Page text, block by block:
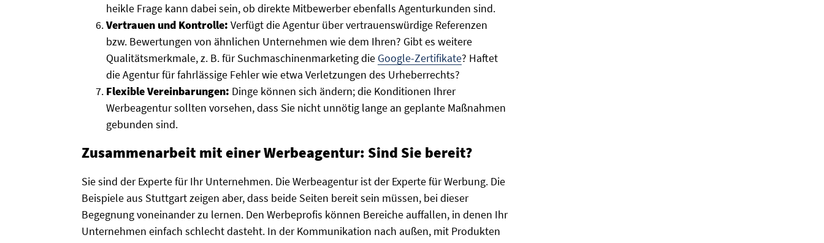
heikle Frage kann dabei sein, ob direkte Mitbewerber ebenfalls Agenturkunden sind.
Vertrauen und Kontrolle: Verfügt die Agentur über vertrauenswürdige Referenzen
bzw. Bewertungen von ähnlichen Unternehmen wie dem Ihren? Gibt es weitere
Qualitätsmerkmale, z. B. für Suchmaschinenmarketing die Google-Zertifikate? Haftet
die Agentur für fahrlässige Fehler wie etwa Verletzungen des Urheberrechts?
Flexible Vereinbarungen: Dinge können sich ändern; die Konditionen Ihrer
Werbeagentur sollten vorsehen, dass Sie nicht unnötig lange an geplante Maßnahmen
gebunden sind.
Zusammenarbeit mit einer Werbeagentur: Sind Sie bereit?
Sie sind der Experte für Ihr Unternehmen. Die Werbeagentur ist der Experte für Werbung. Die
Beispiele aus Stuttgart zeigen aber, dass beide Seiten bereit sein müssen, bei dieser
Begegnung voneinander zu lernen. Den Werbeprofis können Bereiche auffallen, in denen Ihr
Unternehmen einfach schlecht dasteht. In der Kommunikation nach außen, mit Produkten